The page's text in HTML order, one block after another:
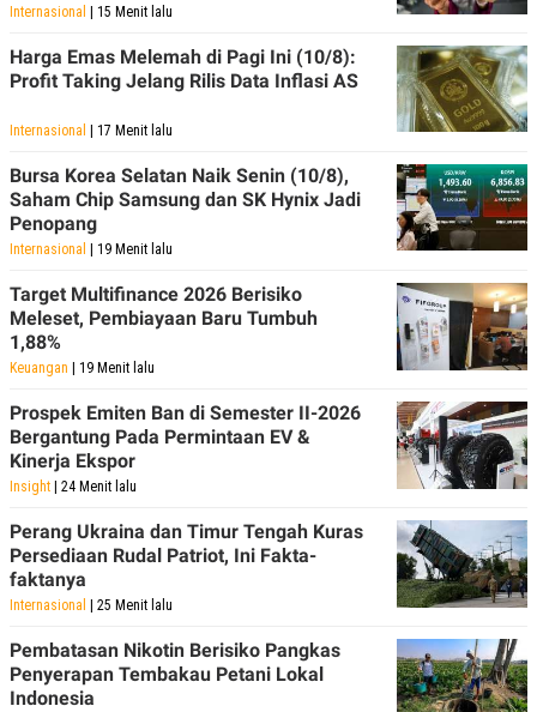
Internasional | 15 Menit lalu
Harga Emas Melemah di Pagi Ini (10/8):
Profit Taking Jelang Rilis Data Inflasi AS
Internasional | 17 Menit lalu
Bursa Korea Selatan Naik Senin (10/8),
Saham Chip Samsung dan SK Hynix Jadi
Penopang
Internasional | 19 Menit lalu
Target Multifinance 2026 Berisiko
Meleset, Pembiayaan Baru Tumbuh
1,88%
Keuangan | 19 Menit lalu
Prospek Emiten Ban di Semester II-2026
Bergantung Pada Permintaan EV &
Kinerja Ekspor
Insight | 24 Menit lalu
Perang Ukraina dan Timur Tengah Kuras
Persediaan Rudal Patriot, Ini Fakta-
faktanya
Internasional | 25 Menit lalu
Pembatasan Nikotin Berisiko Pangkas
Penyerapan Tembakau Petani Lokal
Indonesia